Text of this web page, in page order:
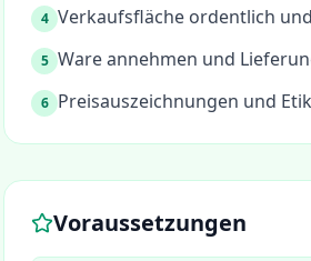
4 Verkaufsfläche ordentlich
5 Ware annehmen und
6 Preisauszeichnungen und
Voraussetzungen